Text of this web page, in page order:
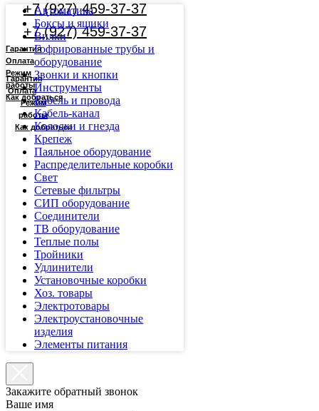
+7 (927) 459-37-37
Гарантия
Оплата
Режим
работы
Как добраться
+7 (927) 459-37-37
Гарантия
Оплата
Режим
работы
Как добраться
Автоматика
Боксы и ящики
Вилки
Гофрированные трубы и
оборудование
Звонки и кнопки
Инструменты
Кабель и провода
Кабель-канал
Колодки и гнезда
Крепеж
Паяльное оборудование
Распределительные коробки
Свет
Сетевые фильтры
СИП оборудование
Соединители
ТВ оборудование
Теплые полы
Тройники
Удлинители
Установочные коробки
Хоз. товары
Электротовары
Электроустановочные
изделия
Элементы питания
Закажите обратный звонок
Ваше имя